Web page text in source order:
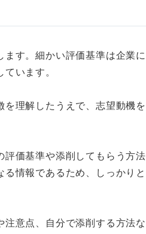
す。細かい評価基準は企業に
います。
理解したうえで、志望動機を
評価基準や添削してもらう方法
情報であるため、しっかりと
意点、自分で添削する方法な